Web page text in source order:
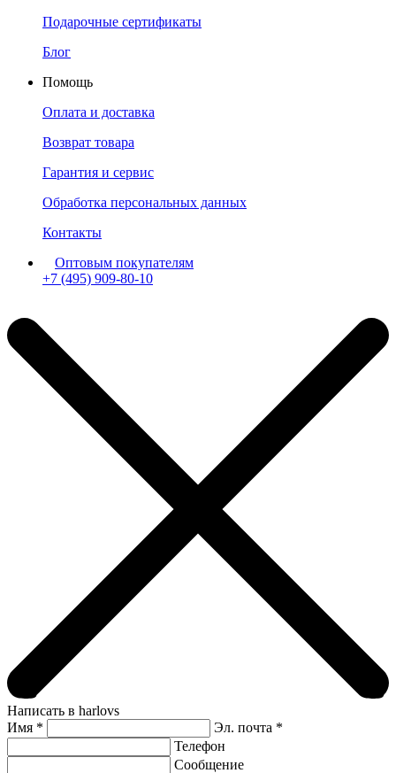
Подарочные сертификаты
Блог
Помощь
Оплата и доставка
Возврат товара
Гарантия и сервис
Обработка персональных данных
Контакты
Оптовым покупателям
+7 (495) 909-80-10
Написать в harlovs
Имя *
Эл. почта *
Телефон
Сообщение